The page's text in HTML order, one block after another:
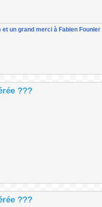
un grand merci à Fabien
???
???